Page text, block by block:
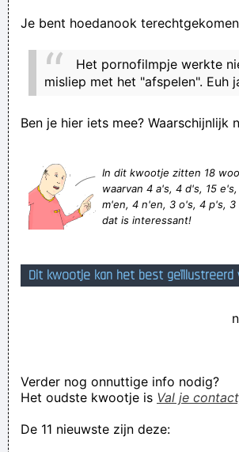
Damnit Uterus!: I've told you to stop
Dat is een serieuze bruine
dat ze vanaf ze hun naam hebben
aan de nooduitgang van de
I flood forums and sites like this one
Je bent hoedanook
Het pornofilmpje werkte
misliep met het "afspelen". Euh
Ben je hier iets mee? Waarschijnlijk
In dit kwootje zitten 18
waarvan 4 a's, 4 d's, 15
m'en, 4 n'en, 3 o's, 4 p's,
dat is interessant!
Dit kwootje kan het best geïllustreerd
Verder nog onnuttige info nodig?
Het oudste kwootje is Val je
De 11 nieuwste zijn deze: